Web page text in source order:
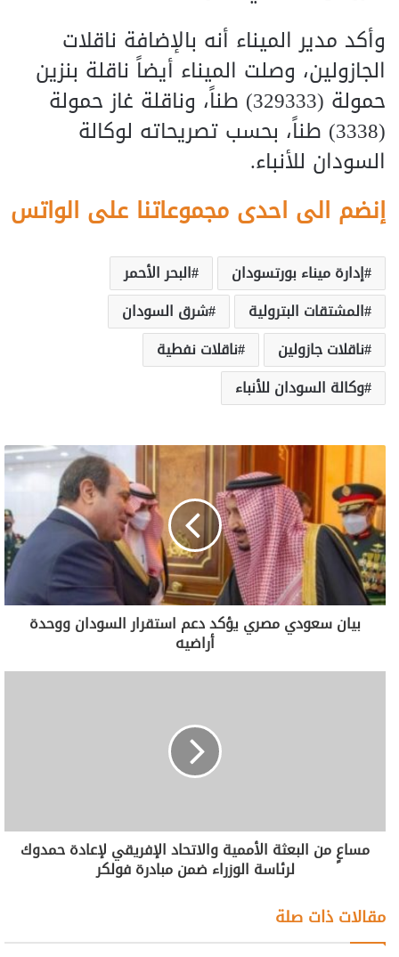
وأكد مدير الميناء أنه بالإضافة ناقلات
الجازولين، وصلت الميناء أيضاً ناقلة بنزين
حمولة (329333) طناً، وناقلة غاز حمولة
(3338) طناً، بحسب تصريحاته لوكالة
السودان للأنباء.
إنضم الى احدى مجموعاتنا على الواتس
إدارة ميناء بورتسودان
البحر الأحمر
المشتقات البترولية
شرق السودان
ناقلات جازولين
ناقلات نفطية
وكالة السودان للأنباء
بيان سعودي مصري يؤكد دعم استقرار السودان ووحدة
أراضيه
مساعٍ من البعثة الأممية والاتحاد الإفريقي لإعادة حمدوك
لرئاسة الوزراء ضمن مبادرة فولكر
مقالات ذات صلة